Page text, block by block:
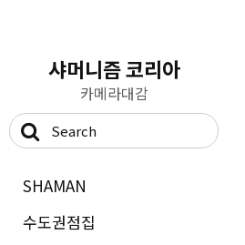
샤머니즘 코리아
카메라대감
SHAMAN
수도권점집